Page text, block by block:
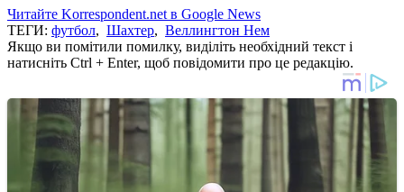
Читайте Korrespondent.net в Google News
ТЕГИ: футбол, Шахтер, Веллингтон Нем
Якщо ви помітили помилку, виділіть необхідний текст і
натисніть Ctrl + Enter, щоб повідомити про це редакцію.